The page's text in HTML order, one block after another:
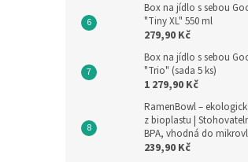
Box na jídlo s sebou
"Tiny XL" 550 ml
279,90 Kč
Box na jídlo s sebou
"Trio" (sada 5 ks)
1 279,90 Kč
RamenBowl –
z bioplastu |
BPA, vhodná do
239,90 Kč